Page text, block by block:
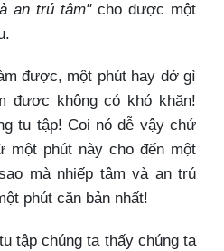
an trú tâm"cho được một
được, một phút hay dở gì
được không có khó khăn!
tu tập! Coi nó dễ vậy chứ
một phút này cho đến một
mà nhiếp tâm và an trú
phút căn bản nhất!
tập chúng ta thấy chúng ta